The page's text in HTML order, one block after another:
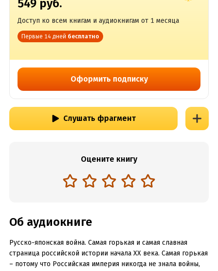
549 руб.
Доступ ко всем книгам и аудиокнигам от 1 месяца
Первые 14 дней бесплатно
Оформить подписку
Слушать фрагмент
Оцените книгу
Об аудиокниге
Русско-японская война. Самая горькая и самая славная
страница российской истории начала XX века. Самая горькая
– потому что Российская империя никогда не знала войны,